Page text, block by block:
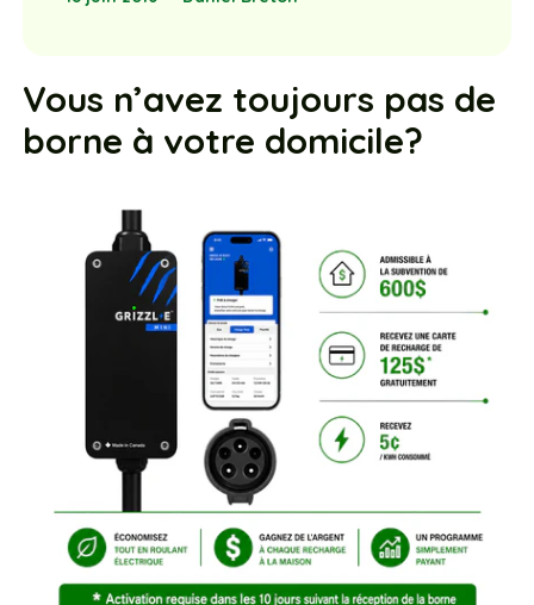
Vous n’avez toujours pas de
borne à votre domicile?